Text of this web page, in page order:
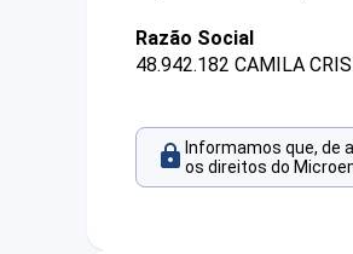
Razão Social
48.942.182 CAMILA
Informamos que, de
os direitos do